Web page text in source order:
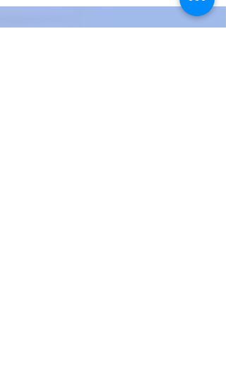
Jardim Zoológico de Belo Horizonte. De...